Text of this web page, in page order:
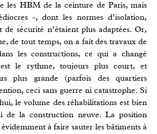
les HBM de la ceinture de Paris, mais
-, dont les normes d’isolation,
de sécurité n’étaient plus adaptées. Or,
de tout temps, on a fait des travaux de
les constructions, ce qui a changé
le rythme, toujours plus court, et
plus grande (parfois des quartiers
ceci sans guerre ni catastrophe. Si
le volume des réhabilitations est bien
de la construction neuve. La position
à faire sauter les bâtiments à